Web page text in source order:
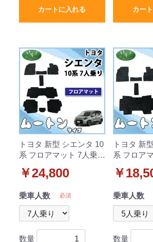
カートに入れる カー
トヨタ 新型 シエンタ 10
系 フロアマット 7人乗り
トン調 ブラックタイプ
￥24,800
乗車人数 必須
数量
トヨタ 新
系 フロア
トン調 ブ
￥
乗車人数
数量